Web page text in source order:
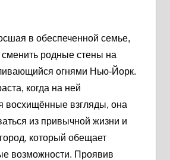
в обеспеченной семье,
родные стены на
огнями Нью-Йорк.
когда на ней
восхищённые взгляды, она
из привычной жизни и
который обещает
возможности. Проявив